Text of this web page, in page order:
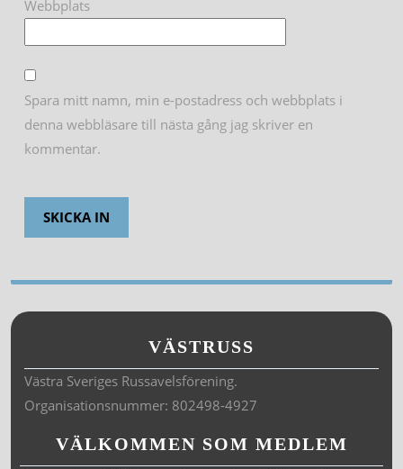
Webbplats
Spara mitt namn, min e-postadress och webbplats i
denna webbläsare till nästa gång jag skriver en
kommentar.
VÄSTRUSS
Västra Sveriges Russavelsförening.
Organisationsnummer: 802498-4927
VÄLKOMMEN SOM MEDLEM